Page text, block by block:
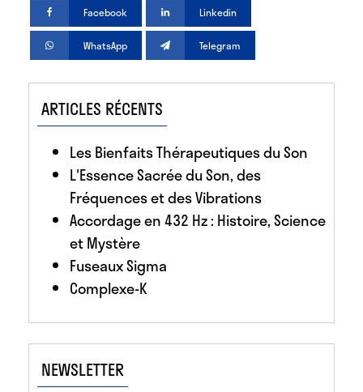
Facebook Linkedin
WhatsApp Telegram
ARTICLES RÉCENTS
Les Bienfaits Thérapeutiques du Son
L'Essence Sacrée du Son, des
Fréquences et des Vibrations
Accordage en 432 Hz : Histoire, Science
et Mystère
Fuseaux Sigma
Complexe-K
NEWSLETTER